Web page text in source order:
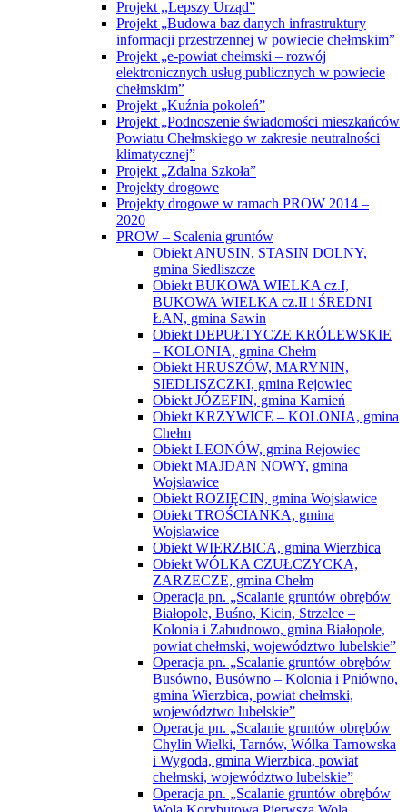
Projekt ,,Lepszy Urząd”
Projekt „Budowa baz danych infrastruktury
informacji przestrzennej w powiecie chełmskim”
Projekt „e-powiat chełmski – rozwój
elektronicznych usług publicznych w powiecie
chełmskim”
Projekt „Kuźnia pokoleń”
Projekt „Podnoszenie świadomości mieszkańców
Powiatu Chełmskiego w zakresie neutralności
klimatycznej”
Projekt „Zdalna Szkoła”
Projekty drogowe
Projekty drogowe w ramach PROW 2014 –
2020
PROW – Scalenia gruntów
Obiekt ANUSIN, STASIN DOLNY,
gmina Siedliszcze
Obiekt BUKOWA WIELKA cz.I,
BUKOWA WIELKA cz.II i ŚREDNI
ŁAN, gmina Sawin
Obiekt DEPUŁTYCZE KRÓLEWSKIE
– KOLONIA, gmina Chełm
Obiekt HRUSZÓW, MARYNIN,
SIEDLISZCZKI, gmina Rejowiec
Obiekt JÓZEFIN, gmina Kamień
Obiekt KRZYWICE – KOLONIA, gmina
Chełm
Obiekt LEONÓW, gmina Rejowiec
Obiekt MAJDAN NOWY, gmina
Wojsławice
Obiekt ROZIĘCIN, gmina Wojsławice
Obiekt TROŚCIANKA, gmina
Wojsławice
Obiekt WIERZBICA, gmina Wierzbica
Obiekt WÓLKA CZUŁCZYCKA,
ZARZECZE, gmina Chełm
Operacja pn. „Scalanie gruntów obrębów
Białopole, Buśno, Kicin, Strzelce –
Kolonia i Zabudnowo, gmina Białopole,
powiat chełmski, województwo lubelskie”
Operacja pn. „Scalanie gruntów obrębów
Busówno, Busówno – Kolonia i Pniówno,
gmina Wierzbica, powiat chełmski,
województwo lubelskie”
Operacja pn. „Scalanie gruntów obrębów
Chylin Wielki, Tarnów, Wólka Tarnowska
i Wygoda, gmina Wierzbica, powiat
chełmski, województwo lubelskie”
Operacja pn. „Scalanie gruntów obrębów